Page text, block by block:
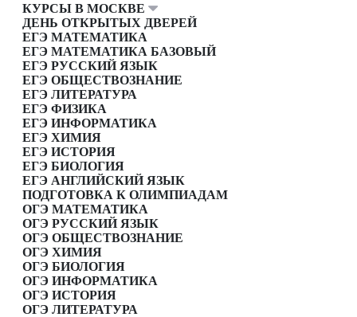
КУРСЫ В МОСКВЕ
ДЕНЬ ОТКРЫТЫХ ДВЕРЕЙ
ЕГЭ МАТЕМАТИКА
ЕГЭ МАТЕМАТИКА БАЗОВЫЙ
ЕГЭ РУССКИЙ ЯЗЫК
ЕГЭ ОБЩЕСТВОЗНАНИЕ
ЕГЭ ЛИТЕРАТУРА
ЕГЭ ФИЗИКА
ЕГЭ ИНФОРМАТИКА
ЕГЭ ХИМИЯ
ЕГЭ ИСТОРИЯ
ЕГЭ БИОЛОГИЯ
ЕГЭ АНГЛИЙСКИЙ ЯЗЫК
ПОДГОТОВКА К ОЛИМПИАДАМ
ОГЭ МАТЕМАТИКА
ОГЭ РУССКИЙ ЯЗЫК
ОГЭ ОБЩЕСТВОЗНАНИЕ
ОГЭ ХИМИЯ
ОГЭ БИОЛОГИЯ
ОГЭ ИНФОРМАТИКА
ОГЭ ИСТОРИЯ
ОГЭ ЛИТЕРАТУРА